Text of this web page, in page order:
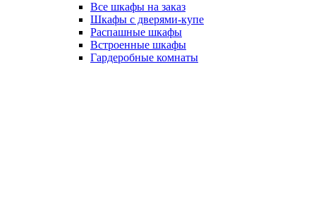
Все шкафы на заказ
Шкафы с дверями-купе
Распашные шкафы
Встроенные шкафы
Гардеробные комнаты